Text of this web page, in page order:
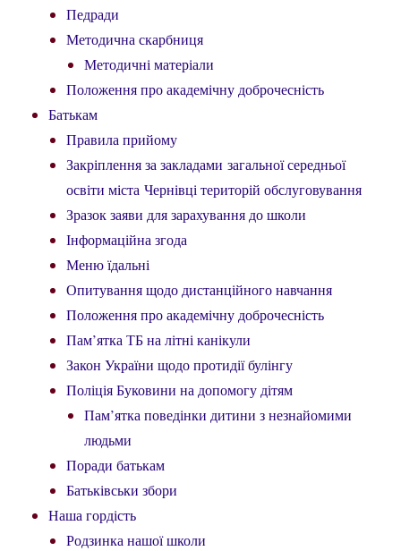
Педради
Методична скарбниця
Методичні матеріали
Положення про академічну доброчесність
Батькам
Правила прийому
Закріплення за закладами загальної середньої
освіти міста Чернівці територій обслуговування
Зразок заяви для зарахування до школи
Інформаційна згода
Меню їдальні
Опитування щодо дистанційного навчання
Положення про академічну доброчесність
Пам’ятка ТБ на літні канікули
Закон України щодо протидії булінгу
Поліція Буковини на допомогу дітям
Пам’ятка поведінки дитини з незнайомими
людьми
Поради батькам
Батьківськи збори
Наша гордість
Родзинка нашої школи